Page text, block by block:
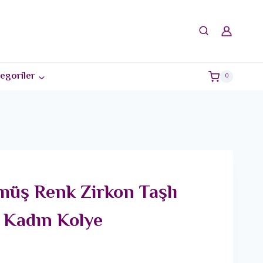
0
Renk Zirkon Taşlı
Kolye